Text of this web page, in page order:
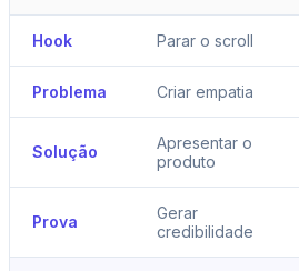
Hook Parar o scroll
Problema Criar empatia
Solução
Apresentar o
produto
Prova
Gerar
credibilidade